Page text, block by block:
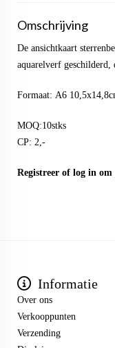
Omschrijving
De ansichtkaart
aquarelverf
Formaat: A6
MOQ:10stks
CP: 2,-
Registreer of log in om
Informatie
Over ons
Verkooppunten
Verzending